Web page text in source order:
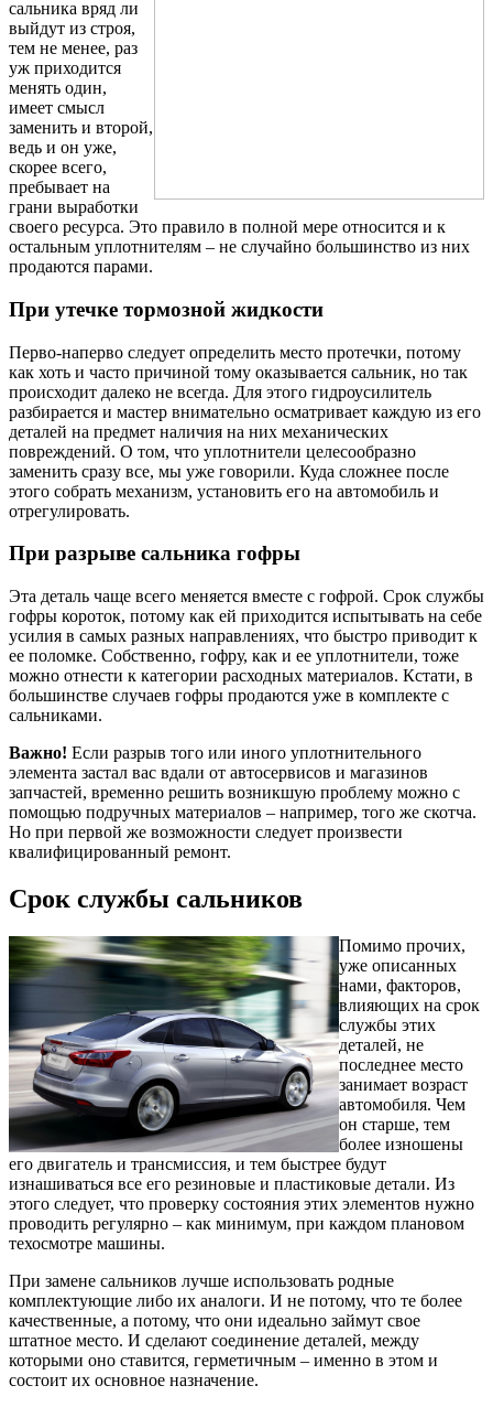
сальника вряд ли
выйдут из строя,
тем не менее, раз
уж приходится
менять один,
имеет смысл
заменить и второй,
ведь и он уже,
скорее всего,
пребывает на
грани выработки
своего ресурса. Это правило в полной мере относится и к
остальным уплотнителям – не случайно большинство из них
продаются парами.
При утечке тормозной жидкости
Перво-наперво следует определить место протечки, потому
как хоть и часто причиной тому оказывается сальник, но так
происходит далеко не всегда. Для этого гидроусилитель
разбирается и мастер внимательно осматривает каждую из его
деталей на предмет наличия на них механических
повреждений. О том, что уплотнители целесообразно
заменить сразу все, мы уже говорили. Куда сложнее после
этого собрать механизм, установить его на автомобиль и
отрегулировать.
При разрыве сальника гофры
Эта деталь чаще всего меняется вместе с гофрой. Срок службы
гофры короток, потому как ей приходится испытывать на себе
усилия в самых разных направлениях, что быстро приводит к
ее поломке. Собственно, гофру, как и ее уплотнители, тоже
можно отнести к категории расходных материалов. Кстати, в
большинстве случаев гофры продаются уже в комплекте с
сальниками.
Важно! Если разрыв того или иного уплотнительного
элемента застал вас вдали от автосервисов и магазинов
запчастей, временно решить возникшую проблему можно с
помощью подручных материалов – например, того же скотча.
Но при первой же возможности следует произвести
квалифицированный ремонт.
Срок службы сальников
Помимо прочих,
уже описанных
нами, факторов,
влияющих на срок
службы этих
деталей, не
последнее место
занимает возраст
автомобиля. Чем
он старше, тем
более изношены
его двигатель и трансмиссия, и тем быстрее будут
изнашиваться все его резиновые и пластиковые детали. Из
этого следует, что проверку состояния этих элементов нужно
проводить регулярно – как минимум, при каждом плановом
техосмотре машины.
При замене сальников лучше использовать родные
комплектующие либо их аналоги. И не потому, что те более
качественные, а потому, что они идеально займут свое
штатное место. И сделают соединение деталей, между
которыми оно ставится, герметичным – именно в этом и
состоит их основное назначение.